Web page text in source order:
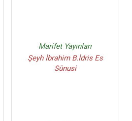
Marifet Yayınları
Şeyh İbrahim B.İdris Es
Sünusi